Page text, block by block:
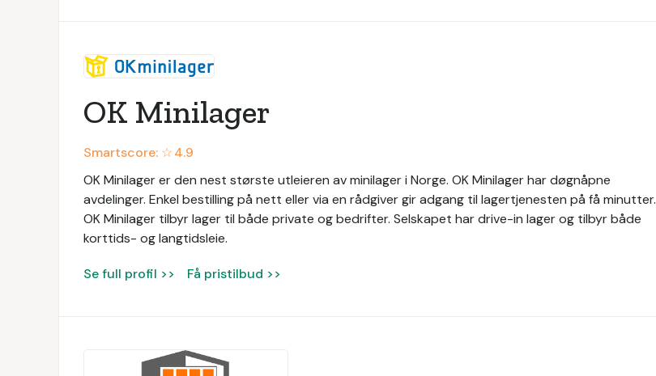
OK Minilager
Smartscore: ☆4.9
OK Minilager er den nest største utleieren av minilager i Norge. OK Minilager har døgnåpne
avdelinger. Enkel bestilling på nett eller via en rådgiver gir adgang til lagertjenesten på få minutter.
OK Minilager tilbyr lager til både private og bedrifter. Selskapet har drive-in lager og tilbyr både
korttids- og langtidsleie.
Se full profil >> Få pristilbud >>